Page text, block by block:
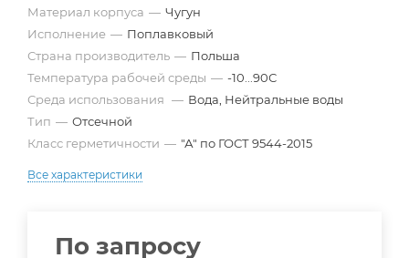
Материал корпуса — Чугун
Исполнение — Поплавковый
Страна производитель — Польша
Температура рабочей среды — -10...90С
Среда использования — Вода, Нейтральные воды
Тип — Отсечной
Класс герметичности — "А" по ГОСТ 9544-2015
Все характеристики
По запросу